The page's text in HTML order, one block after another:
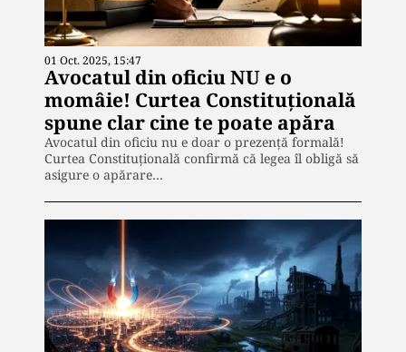
01 Oct. 2025, 15:47
Avocatul din oficiu NU e o
momâie! Curtea Constituțională
spune clar cine te poate apăra
Avocatul din oficiu nu e doar o prezență formală!
Curtea Constituțională confirmă că legea îl obligă să
asigure o apărare…